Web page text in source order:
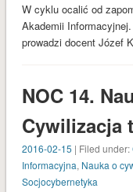
W cyklu ocalić od
Akademii
prowadzi docent Józef
NOC 14.
Cywilizacja
2016-02-15 | Filed under:
Informacyjna, Nauka o
Socjocybernetyka